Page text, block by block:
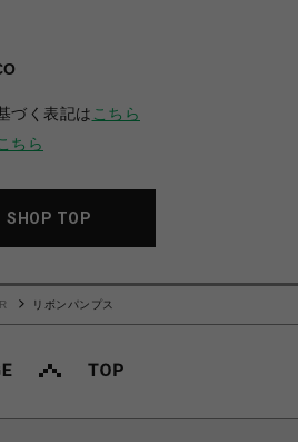
づく表記は こちら
こちら
SHOP TOP
リボンパンプス